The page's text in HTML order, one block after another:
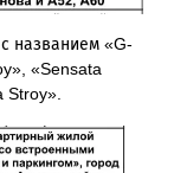
названием «G-
«Sensata
Stroy».